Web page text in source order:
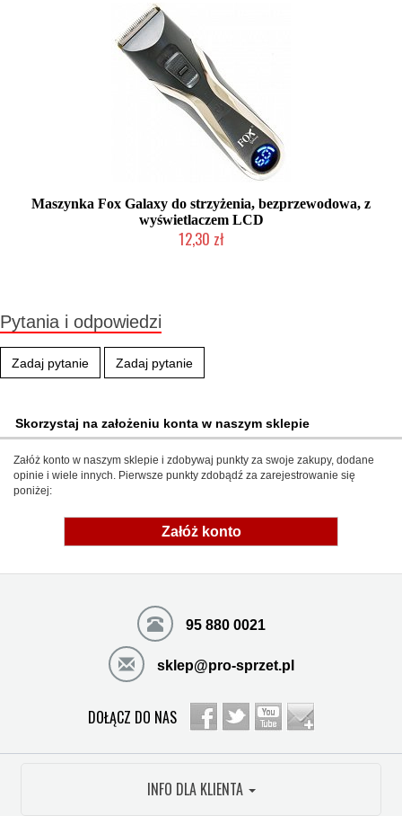
Maszynka Fox Galaxy do strzyżenia, bezprzewodowa, z
wyświetlaczem LCD
12,30 zł
Pytania i odpowiedzi
Zadaj pytanie Zadaj pytanie
Skorzystaj na założeniu konta w naszym sklepie
Załóż konto w naszym sklepie i zdobywaj punkty za swoje zakupy, dodane
opinie i wiele innych. Pierwsze punkty zdobądź za zarejestrowanie się
poniżej:
Załóż konto
95 880 0021
sklep@pro-sprzet.pl
DOŁĄCZ DO NAS
INFO DLA KLIENTA